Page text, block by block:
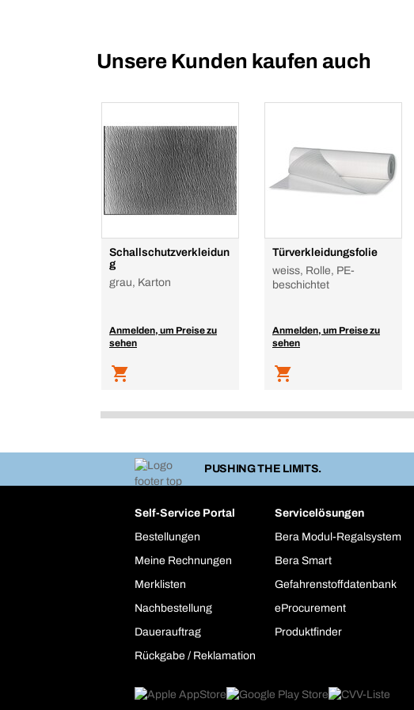
Unsere Kunden kaufen auch
Schallschutzverkleidun
g
grau, Karton
Anmelden, um Preise zu
sehen
Türverkleidungsfolie
weiss, Rolle, PE-
beschichtet
Anmelden, um Preise zu
sehen
PUSHING THE LIMITS.
Self-Service Portal
Bestellungen
Meine Rechnungen
Merklisten
Nachbestellung
Dauerauftrag
Rückgabe / Reklamation
Servicelösungen
Bera Modul-Regalsystem
Bera Smart
Gefahrenstoffdatenbank
eProcurement
Produktfinder